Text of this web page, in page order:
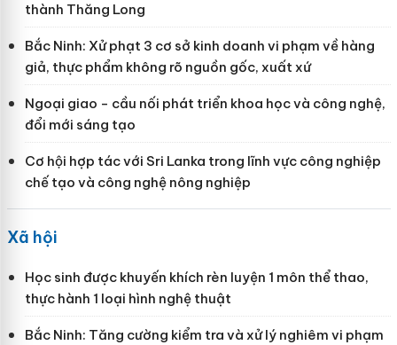
thành Thăng Long
Bắc Ninh: Xử phạt 3 cơ sở kinh doanh vi phạm về hàng
giả, thực phẩm không rõ nguồn gốc, xuất xứ
Ngoại giao - cầu nối phát triển khoa học và công nghệ,
đổi mới sáng tạo
Cơ hội hợp tác với Sri Lanka trong lĩnh vực công nghiệp
chế tạo và công nghệ nông nghiệp
Xã hội
Học sinh được khuyến khích rèn luyện 1 môn thể thao,
thực hành 1 loại hình nghệ thuật
Bắc Ninh: Tăng cường kiểm tra và xử lý nghiêm vi phạm